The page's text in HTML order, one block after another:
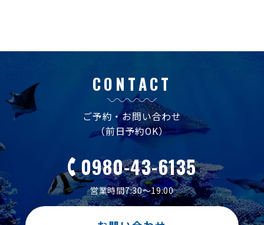
CONTACT
ご予約・お問い合わせ
（前日予約OK）
0980-43-6135
営業時間7:30～19:00